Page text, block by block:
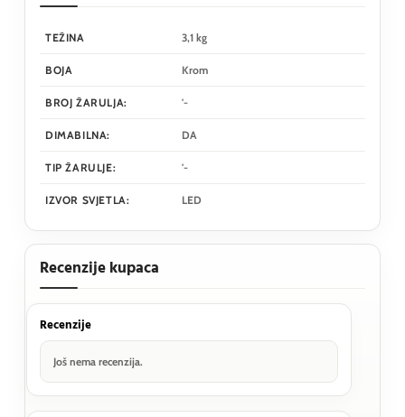
TEŽINA 3,1 kg
BOJA Krom
BROJ ŽARULJA: '-
DIMABILNA: DA
TIP ŽARULJE: '-
IZVOR SVJETLA: LED
Recenzije kupaca
Recenzije
Još nema recenzija.